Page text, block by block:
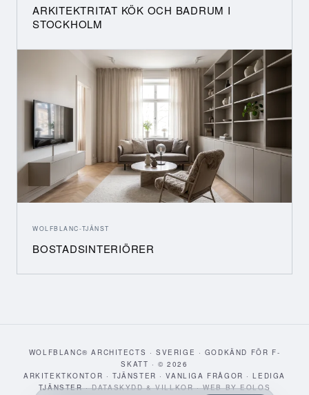
ARKITEKTRITAT KÖK OCH BADRUM I
STOCKHOLM
WOLFBLANC-TJÄNST
BOSTADSINTERIÖRER
WOLFBLANC® ARCHITECTS · SVERIGE · GODKÄND FÖR F-
SKATT · © 2026
ARKITEKTKONTOR · TJÄNSTER ·VANLIGA FRÅGOR ·LEDIGA
TJÄNSTER·DATASKYDD & VILLKOR·WEB BY EOLOS